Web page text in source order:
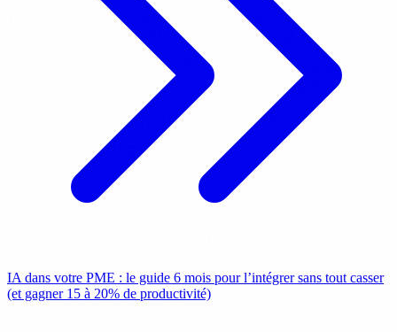
IA dans votre PME : le guide 6 mois pour l’intégrer sans tout casser
(et gagner 15 à 20% de productivité)